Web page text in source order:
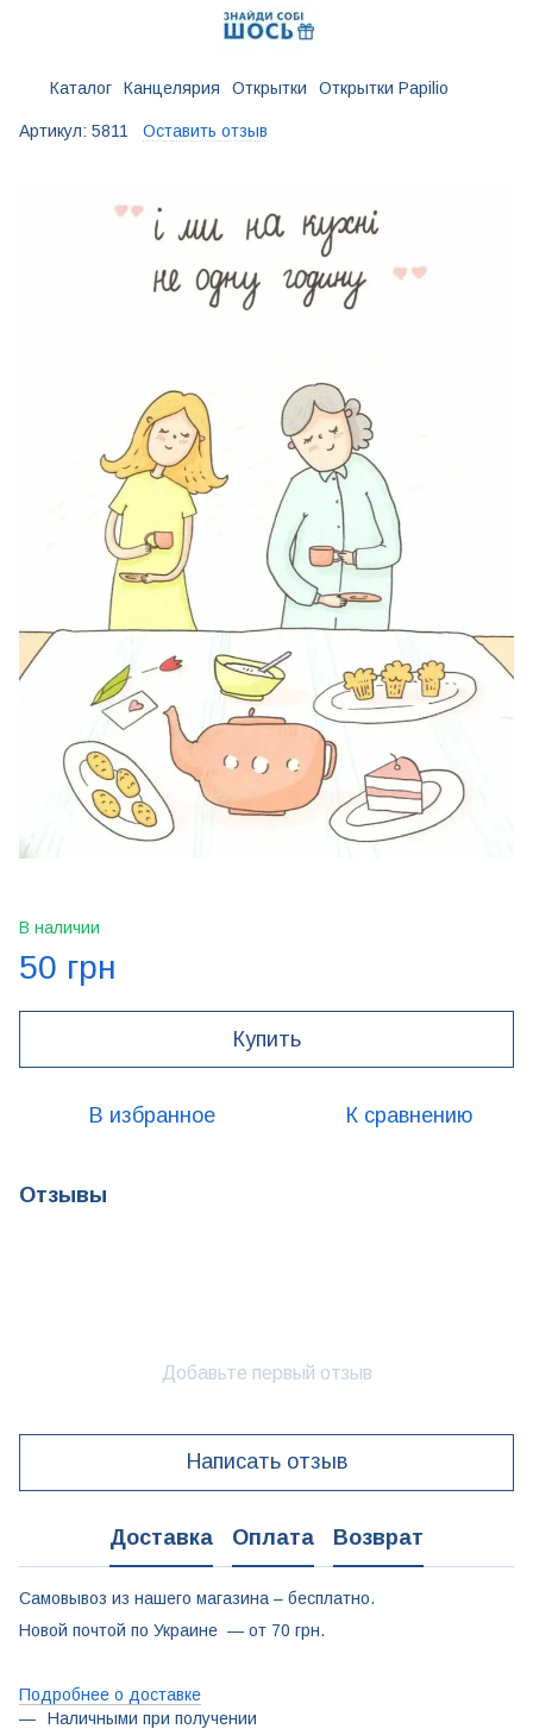
Каталог Канцелярия Открытки Открытки Papilio
Артикул: 5811 Оставить отзыв
В наличии
50 грн
Купить
В избранное К сравнению
Отзывы
Добавьте первый отзыв
Написать отзыв
Доставка Оплата Возврат
Самовывоз из нашего магазина – бесплатно.
Новой почтой по Украине — от 70 грн.
Подробнее о доставке
Наличными при получении